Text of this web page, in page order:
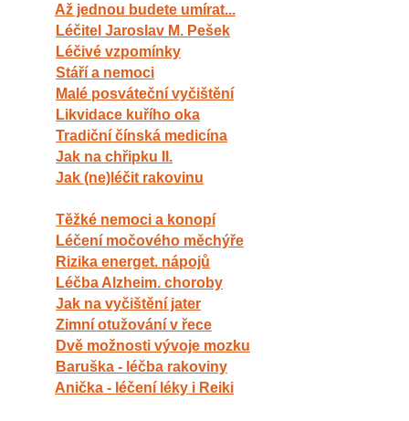
Až jednou budete umírat...
Léčitel Jaroslav M. Pešek
Léčivé vzpomínky
Stáří a nemoci
Malé posváteční vyčištění
Likvidace kuřího oka
Tradiční čínská medicína
Jak na chřipku II.
Jak (ne)léčit rakovinu
Těžké nemoci a konopí
Léčení močového měchýře
Rizika energet. nápojů
Léčba Alzheim. choroby
Jak na vyčištění jater
Zimní otužování v řece
Dvě možnosti vývoje mozku
Baruška - léčba rakoviny
Anička - léčení léky i Reiki